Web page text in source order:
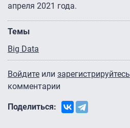
апреля 2021 года.
Темы
Big Data
Войдите или зарегистрируйтесь
комментарии
Поделиться: